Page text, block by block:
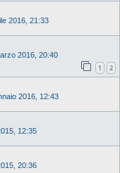
2016, 21:33
2016, 20:40
1 2
2016, 12:43
12:35
20:36